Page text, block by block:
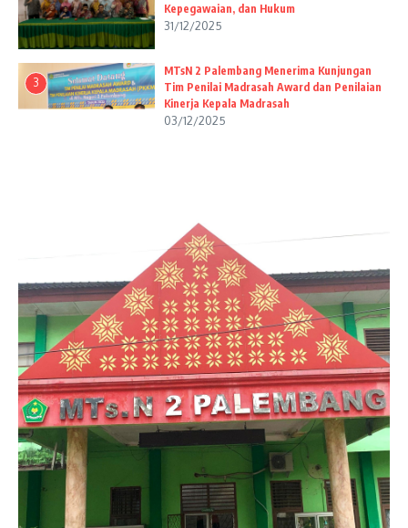
Kepegawaian, dan Hukum
31/12/2025
3
MTsN 2 Palembang Menerima Kunjungan
Tim Penilai Madrasah Award dan Penilaian
Kinerja Kepala Madrasah
03/12/2025